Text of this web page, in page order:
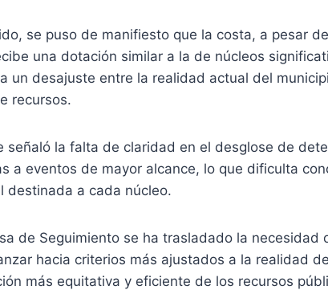
se puso de manifiesto que la costa, a pesar
una dotación similar a la de núcleos
un desajuste entre la realidad actual del
recursos.
señaló la falta de claridad en el desglose de
a eventos de mayor alcance, lo que dificulta
destinada a cada núcleo.
de Seguimiento se ha trasladado la necesidad
hacia criterios más ajustados a la realidad
más equitativa y eficiente de los recursos